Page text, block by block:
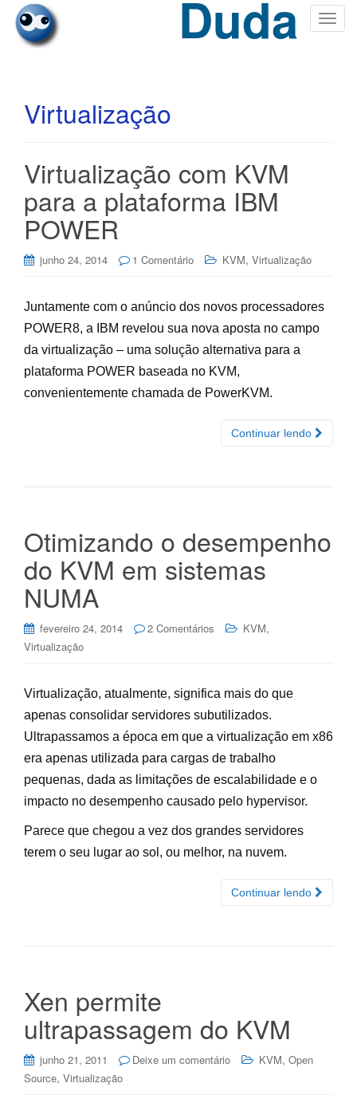
T
Duda
Virtualização
Virtualização com KVM
para a plataforma IBM
POWER
junho 24, 2014 1 Comentário KVM, Virtualização
Juntamente com o anúncio dos novos processadores
POWER8, a IBM revelou sua nova aposta no campo
da virtualização – uma solução alternativa para a
plataforma POWER baseada no KVM,
convenientemente chamada de PowerKVM.
Continuar lendo
Otimizando o desempenho
do KVM em sistemas
NUMA
fevereiro 24, 2014 2 Comentários KVM,
Virtualização
Virtualização, atualmente, significa mais do que
apenas consolidar servidores subutilizados.
Ultrapassamos a época em que a virtualização em x86
era apenas utilizada para cargas de trabalho
pequenas, dada as limitações de escalabilidade e o
impacto no desempenho causado pelo hypervisor.
Parece que chegou a vez dos grandes servidores
terem o seu lugar ao sol, ou melhor, na nuvem.
Continuar lendo
Xen permite
ultrapassagem do KVM
junho 21, 2011 Deixe um comentário KVM, Open
Source, Virtualização